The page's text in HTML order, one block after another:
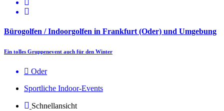
Bürogolfen / Indoorgolfen in Frankfurt (Oder) und Umgebung
Ein tolles Gruppenevent auch für den Winter
Oder
Sportliche Indoor-Events
Schnellansicht